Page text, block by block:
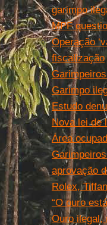
garimpo
MPF
Operação
fiscalização
Garimpo
Estudo
Nova lei de
Área
aprovação
Rolex,
“O ouro
Ouro ilegal,